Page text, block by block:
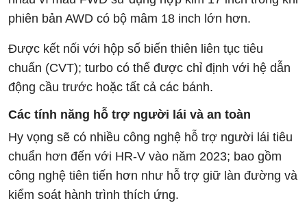
phiên bản AWD có bộ mâm 18 inch lớn hơn.
Được kết nối với hộp số biến thiên liên tục tiêu
chuẩn (CVT); turbo có thể được chỉ định với hệ dẫn
động cầu trước hoặc tất cả các bánh.
Các tính năng hỗ trợ người lái và an toàn
Hy vọng sẽ có nhiều công nghệ hỗ trợ người lái tiêu
chuẩn hơn đến với HR-V vào năm 2023; bao gồm
công nghệ tiên tiến hơn như hỗ trợ giữ làn đường và
kiểm soát hành trình thích ứng.